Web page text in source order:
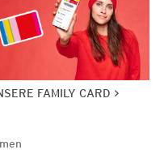
FAMILY CARD